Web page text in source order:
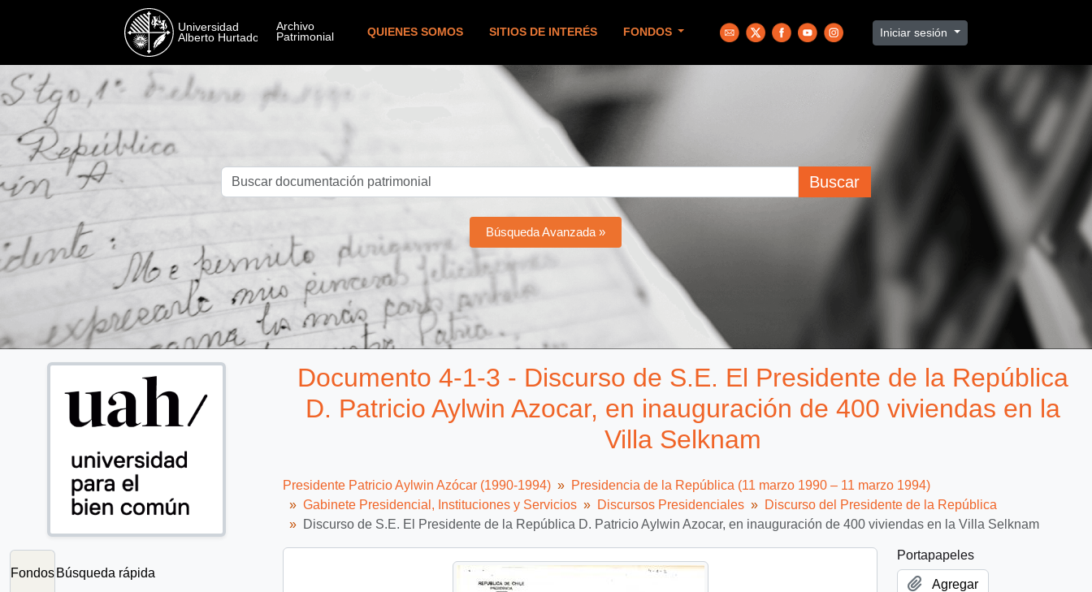
QUIENES SOMOS SITIOS DE INTERÉS FONDOS Iniciar sesión
Buscar
Búsqueda Avanzada »
Fondos Búsqueda rápida
Documento 4-1-3 - Discurso de S.E. El Presidente de la República
D. Patricio Aylwin Azocar, en inauguración de 400 viviendas en la
Villa Selknam
Presidente Patricio Aylwin Azócar (1990-1994)
Presidencia de la República (11 marzo 1990 – 11 marzo 1994)
Gabinete Presidencial, Instituciones y Servicios
Discursos Presidenciales
Discurso del Presidente de la República
Discurso de S.E. El Presidente de la República D. Patricio Aylwin Azocar, en inauguración de 400 viviendas en la Villa Selknam
Portapapeles
Agregar